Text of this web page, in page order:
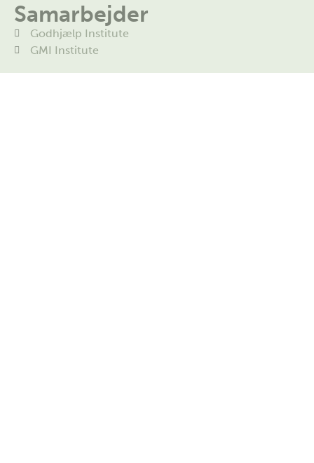
Samarbejder
Godhjælp Institute
GMI Institute